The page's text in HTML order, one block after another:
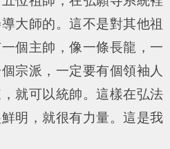
大師的。這不是對其他祖
個主帥，像一條長龍，一
宗派，一定要有個領袖人
就可以統帥。這樣在弘法
明，就很有力量。這是我